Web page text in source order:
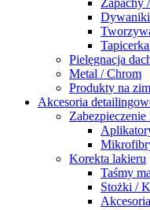
Pielęgnacja
Metal / Chrom
Produkty na
Akcesoria
Zabezpieczenie
Korekta lakieru
Taśmy
Stożki /